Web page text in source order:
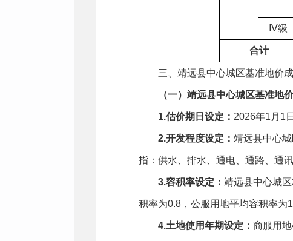
Ⅳ级
合计
三、靖远县中心城区基准地价
（一）靖远县中心城区基准地
1.估价期日设定： 2026年1月1日
2.开发程度设定： 靖远县中心
指：供水、排水、通电、通路、通
3.容积率设定： 靖远县中心城
积率为0.8，公服用地平均容积率为
4.土地使用年期设定： 商服用